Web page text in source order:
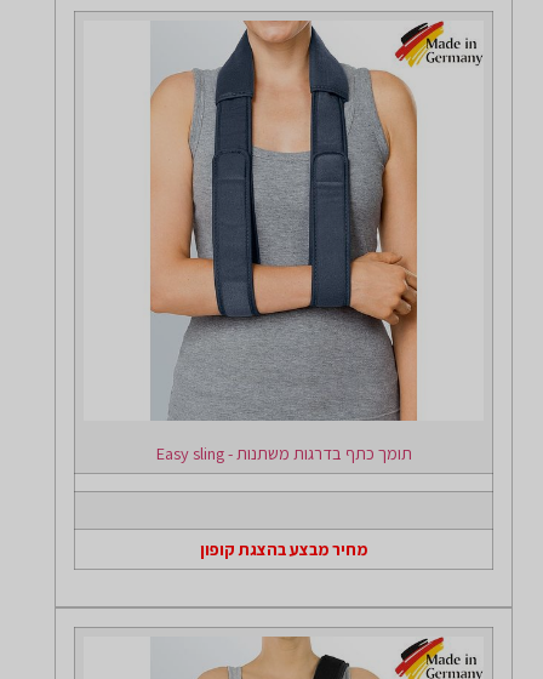
תומך כתף בדרגות משתנות - Easy sling
מחיר מבצע בהצגת קופון